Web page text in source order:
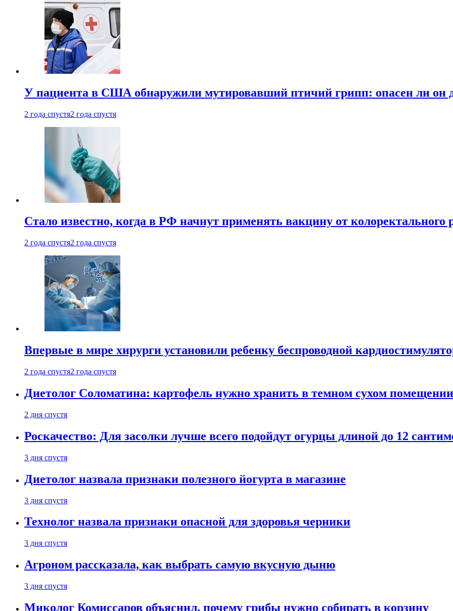
У пациента в США обнаружили мутировавший птичий грипп: опасен ли он
2 года спустя2 года спустя
Стало известно, когда в РФ начнут применять вакцину от колоректального
2 года спустя2 года спустя
Впервые в мире хирурги установили ребенку беспроводной
2 года спустя2 года спустя
Диетолог Соломатина: картофель нужно хранить в темном сухом помещении
2 дня спустя
Роскачество: Для засолки лучше всего подойдут огурцы длиной до 12
3 дня спустя
Диетолог назвала признаки полезного йогурта в магазине
3 дня спустя
Технолог назвала признаки опасной для здоровья черники
3 дня спустя
Агроном рассказала, как выбрать самую вкусную дыню
3 дня спустя
Миколог Комиссаров объяснил, почему грибы нужно собирать в корзину